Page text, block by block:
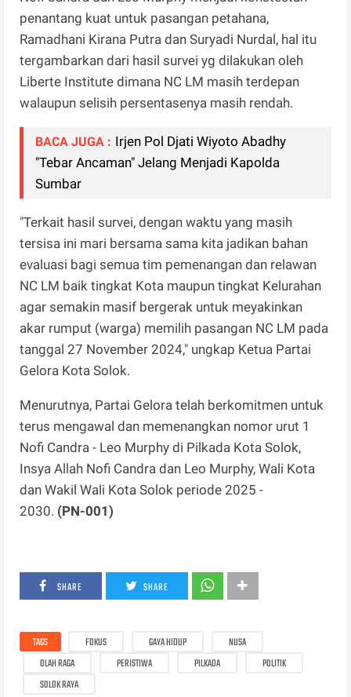
penantang kuat untuk pasangan petahana,
Ramadhani Kirana Putra dan Suryadi Nurdal, hal itu
tergambarkan dari hasil survei yg dilakukan oleh
Liberte Institute dimana NC LM masih terdepan
walaupun selisih persentasenya masih rendah.
BACA JUGA : Irjen Pol Djati Wiyoto Abadhy
"Tebar Ancaman" Jelang Menjadi Kapolda
Sumbar
"Terkait hasil survei, dengan waktu yang masih
tersisa ini mari bersama sama kita jadikan bahan
evaluasi bagi semua tim pemenangan dan relawan
NC LM baik tingkat Kota maupun tingkat Kelurahan
agar semakin masif bergerak untuk meyakinkan
akar rumput (warga) memilih pasangan NC LM pada
tanggal 27 November 2024," ungkap Ketua Partai
Gelora Kota Solok.
Menurutnya, Partai Gelora telah berkomitmen untuk
terus mengawal dan memenangkan nomor urut 1
Nofi Candra - Leo Murphy di Pilkada Kota Solok,
Insya Allah Nofi Candra dan Leo Murphy, Wali Kota
dan Wakil Wali Kota Solok periode 2025 -
2030. (PN-001)
SHARE SHARE
TAGS FOKUS GAYA HIDUP
NUSA
OLAH RAGA
PERISTIWA PILKADA
POLITIK
SOLOK RAYA